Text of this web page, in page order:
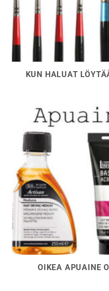
KUN HALUAT
OIKEA APUAINE